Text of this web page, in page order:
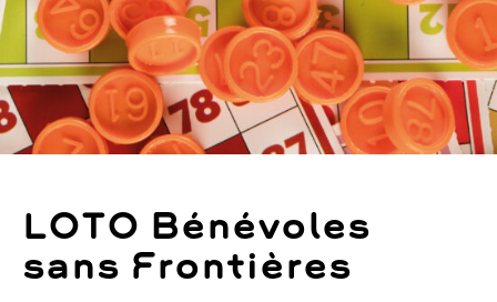
LOTO Bénévoles
sans Frontières